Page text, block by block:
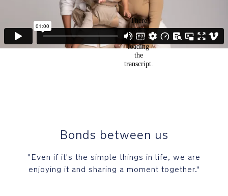
Bonds between us
"Even if it's the simple things in life, we are
enjoying it and sharing a moment together."